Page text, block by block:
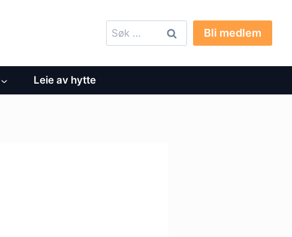
Søk
etter:
Bli medlem
Leie av hytte